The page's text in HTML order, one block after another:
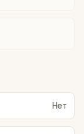
Нет